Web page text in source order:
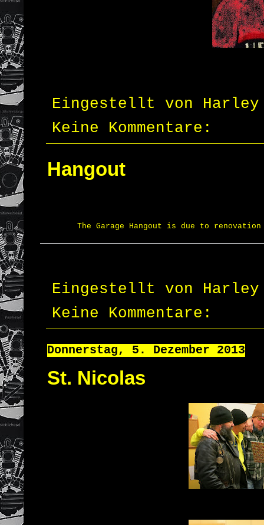
Eingestellt von
Keine Kommentare:
Hangout
The Garage Hangout is due to
Eingestellt von
Keine Kommentare:
Donnerstag, 5. Dezember 2013
St. Nicolas